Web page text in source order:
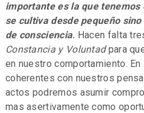
importante es la que
se cultiva desde pequeño
de consciencia. Hacen falta
Constancia y Voluntadpara
en nuestro comportamiento.
coherentes con nuestros
actos podremos asumir
mas asertivamente como